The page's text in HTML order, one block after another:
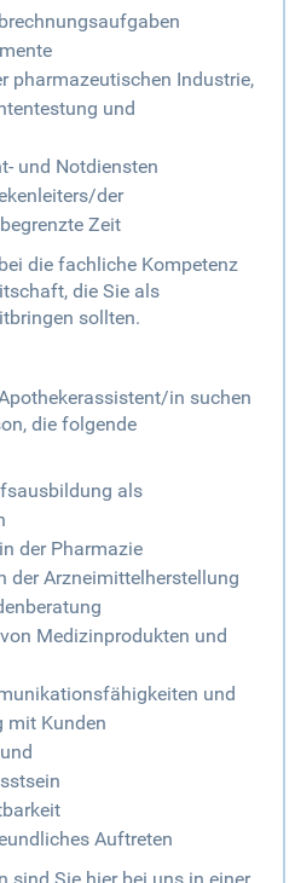
pharmazeutischen Industrie,
und
und Notdiensten
der
Zeit
die fachliche Kompetenz
die Sie als
sollten.
in suchen
die folgende
als
der Pharmazie
der Arzneimittelherstellung
Medizinprodukten und
und
mit Kunden
Auftreten